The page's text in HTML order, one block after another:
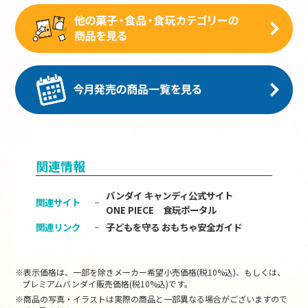
関連情報
関連サイト
バンダイ キャンディ公式サイト
ONE PIECE 食玩ポータル
関連リンク
子どもを守る おもちゃ安全ガイド
※表示価格は、一部を除きメーカー希望小売価格(税10%込)、もしくは、
プレミアムバンダイ販売価格(税10%込)です。
※商品の写真・イラストは実際の商品と一部異なる場合がございますので